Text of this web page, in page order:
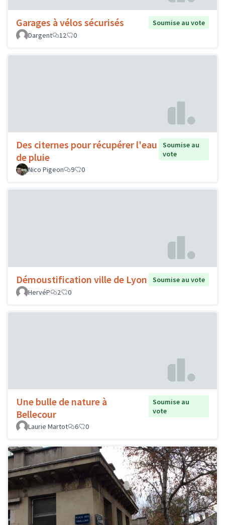
Garages à vélos sécurisés
Soumise au vote
Dargent
12 0
Des citernes pour récupérer l'eau
de pluie
Soumise au
vote
Nico Pigeon
9 0
Démoustification ville de Lyon
Soumise au vote
HervéP
2 0
Une bulle de nature à
Bellecour
Soumise au
vote
Laurie Martot
6 0